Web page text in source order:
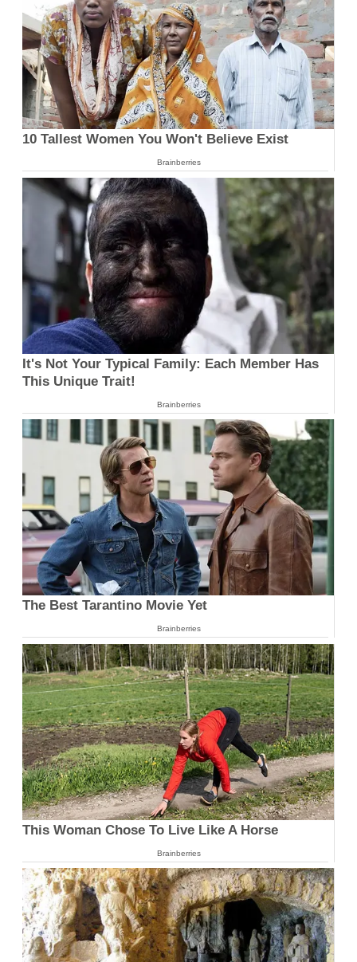
10 Tallest Women You Won't Believe Exist
Brainberries
It's Not Your Typical Family: Each Member Has
This Unique Trait!
Brainberries
The Best Tarantino Movie Yet
Brainberries
This Woman Chose To Live Like A Horse
Brainberries